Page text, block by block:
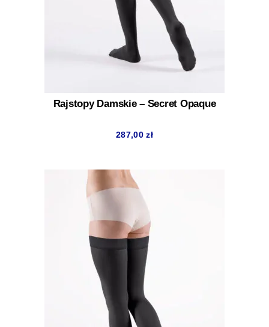
Rajstopy Damskie – Secret Opaque
287,00zł